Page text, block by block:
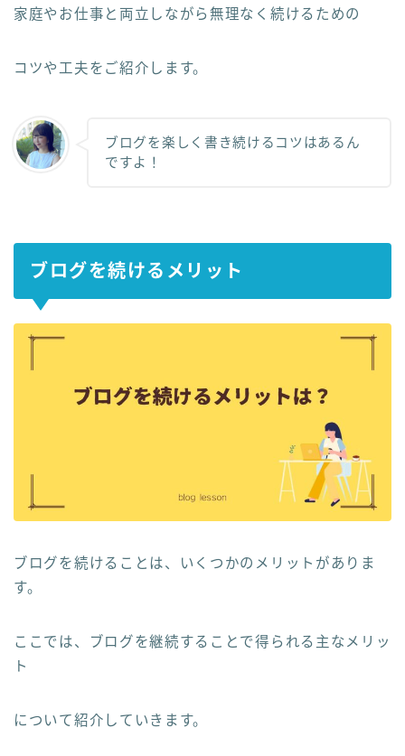
家庭やお仕事と両立しながら無理なく続けるための
コツや工夫をご紹介します。
ブログを楽しく書き続けるコツはあるん
ですよ！
ブログを続けるメリット
ブログを続けることは、いくつかのメリットがありま
す。
ここでは、ブログを継続することで得られる主なメリッ
ト
について紹介していきます。